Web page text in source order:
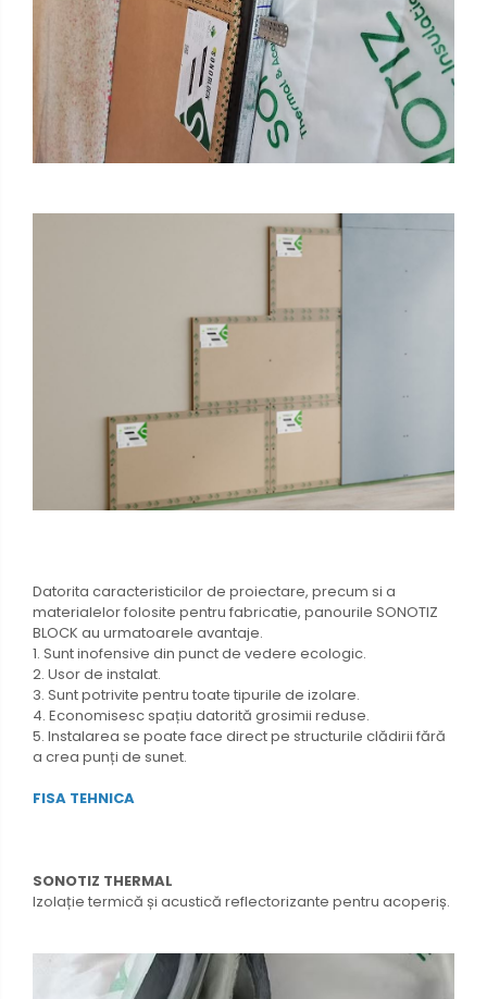
Datorita caracteristicilor de proiectare, precum si a
materialelor folosite pentru fabricatie, panourile SONOTIZ
BLOCK au urmatoarele avantaje.
1. Sunt inofensive din punct de vedere ecologic.
2. Usor de instalat.
3. Sunt potrivite pentru toate tipurile de izolare.
4. Economisesc spațiu datorită grosimii reduse.
5. Instalarea se poate face direct pe structurile clădirii fără
a crea punți de sunet.
FISA TEHNICA
SONOTIZ THERMAL
Izolație termică și acustică reflectorizante pentru acoperiș.